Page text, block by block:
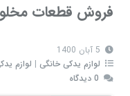
فروش قطعات
لوازم یدکی خانگی | لوازم